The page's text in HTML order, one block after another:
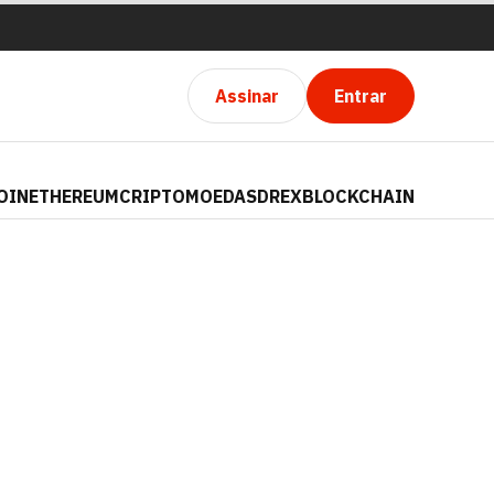
Assinar Entrar
ETHEREUMCRIPTOMOEDASDREXBLOCKCHAIN